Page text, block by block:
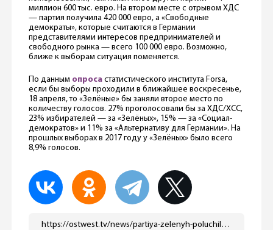
миллион 600 тыс. евро. На втором месте с отрывом ХДС
— партия получила 420 000 евро, а «Свободные
демократы», которые считаются в Германии
представителями интересов предпринимателей и
свободного рынка — всего 100 000 евро. Возможно,
ближе к выборам ситуация поменяется.
По данным опроса статистического института Forsa,
если бы выборы проходили в ближайшее воскресенье,
18 апреля, то «Зелёные» бы заняли второе место по
количеству голосов. 27% проголосовали бы за ХДС/ХСС,
23% избирателей — за «Зелёных», 15% — за «Социал-
демократов» и 11% за «Альтернативу для Германии». На
прошлых выборах в 2017 году у «Зелёных» было всего
8,9% голосов.
https://ostwest.tv/news/partiya-zelenyh-poluchila-rekordnoe-pozhertvovanie-ot-millionera/